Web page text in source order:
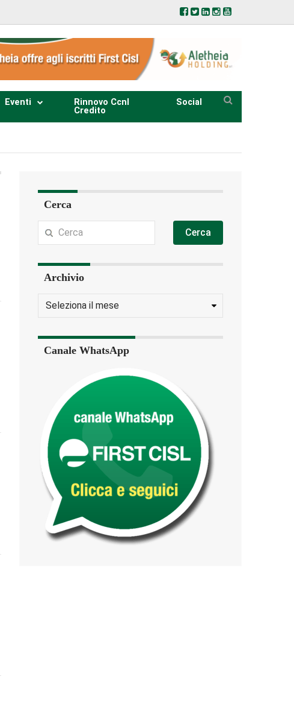
Eventi
Rinnovo Ccnl
Credito
Social
Cerca
Cerca
Archivio
Canale WhatsApp